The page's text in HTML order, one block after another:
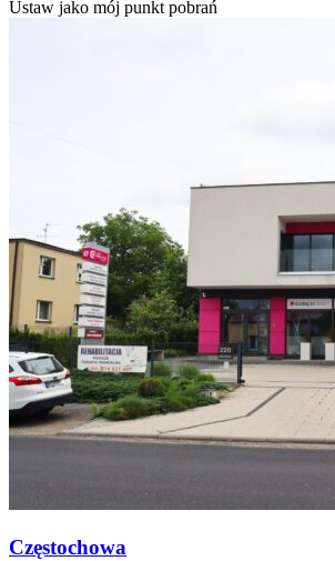
Ustaw jako mój punkt pobrań
Częstochowa